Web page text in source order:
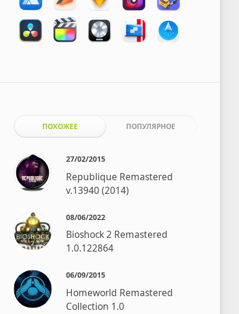
ПОХОЖЕЕ ПОПУЛЯРНОЕ
27/02/2015
Republique Remastered
v.13940 (2014)
08/06/2022
Bioshock 2 Remastered
1.0.122864
06/09/2015
Homeworld Remastered
Collection 1.0